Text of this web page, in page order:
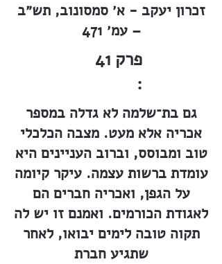
זכרון יעקב - א׳ סמסונוב, תש״ב
– עמ׳ 471
41 פרק
:
גם בת־שלמה לא גדלה במספר
אכריה אלא מעט. מצבה הכלכלי
טוב ומבוסס, וברוב העניינים היא
עומדת ברשות עצמה. עיקר קיומה
על הגפן, ואכריה חברים הם
לאגודת הכורמים. ואמנם זו יש לה
תקוה טובה לימים יבואו, לאחר
שתגיע חברת